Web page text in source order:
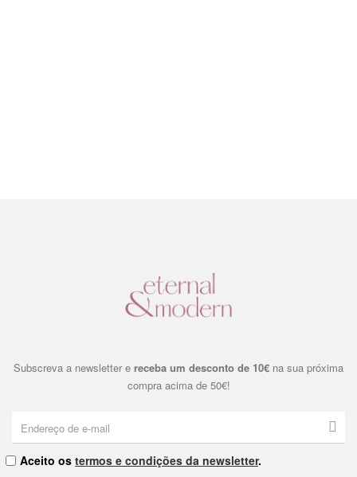
Subscreva a newsletter e receba um desconto de 10€ na sua próxima
compra acima de 50€!
Aceito os termos e condições da newsletter.